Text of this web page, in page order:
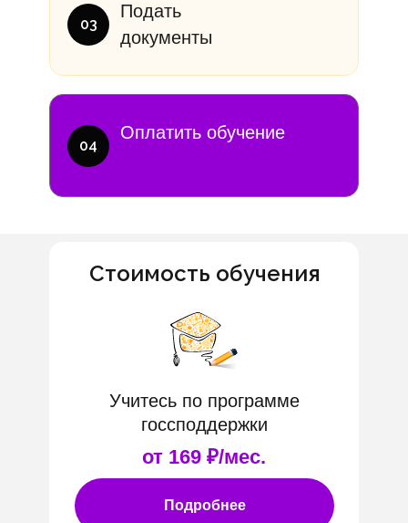
Оплатить обучение
Подать
документы
03
04
Стоимость обучения
Подробнее
Учитесь по программе
госсподдержки
от 169 ₽/мес.